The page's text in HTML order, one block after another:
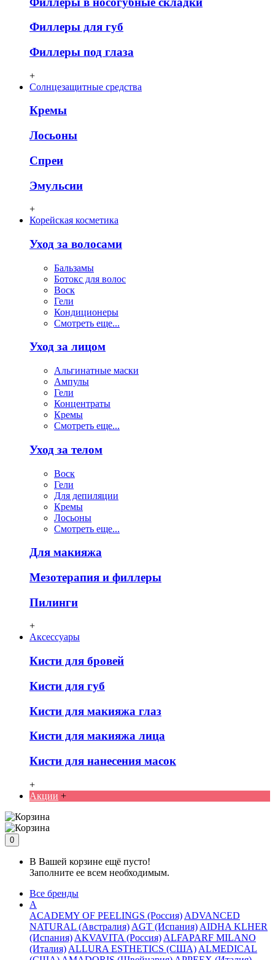
Филлеры для губ
Филлеры под глаза
+
Солнцезащитные средства
Кремы
Лосьоны
Спреи
Эмульсии
+
Корейская косметика
Уход за волосами
Бальзамы
Ботокс для волос
Воск
Гели
Кондиционеры
Смотреть еще...
Уход за лицом
Альгинатные маски
Ампулы
Гели
Концентраты
Кремы
Смотреть еще...
Уход за телом
Воск
Гели
Для депиляции
Кремы
Лосьоны
Смотреть еще...
Для макияжа
Мезотерапия и филлеры
Пилинги
+
Аксессуары
Кисти для бровей
Кисти для губ
Кисти для макияжа глаз
Кисти для макияжа лица
Кисти для нанесения масок
+
Акции +
0
В Вашей корзине ещё пусто!
Заполните ее всем необходимым.
Все бренды
A
ACADEMY OF PEELINGS (Россия) ADVANCED
NATURAL (Австралия) AGT (Испания) AIDHA KLHER
(Испания) AKVAVITA (Россия) ALFAPARF MILANO
(Италия) ALLURA ESTHETICS (США) ALMEDICAL